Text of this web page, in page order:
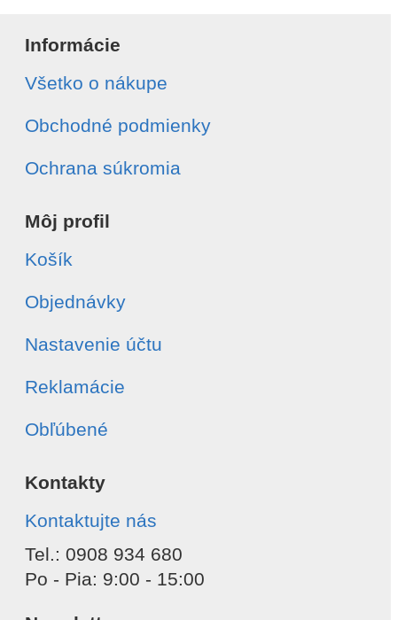
Informácie
Všetko o nákupe
Obchodné podmienky
Ochrana súkromia
Môj profil
Košík
Objednávky
Nastavenie účtu
Reklamácie
Obľúbené
Kontakty
Kontaktujte nás
Tel.: 0908 934 680
Po - Pia: 9:00 - 15:00